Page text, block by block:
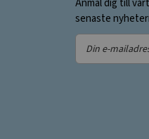
Anmäl dig till
senaste
Din
e-